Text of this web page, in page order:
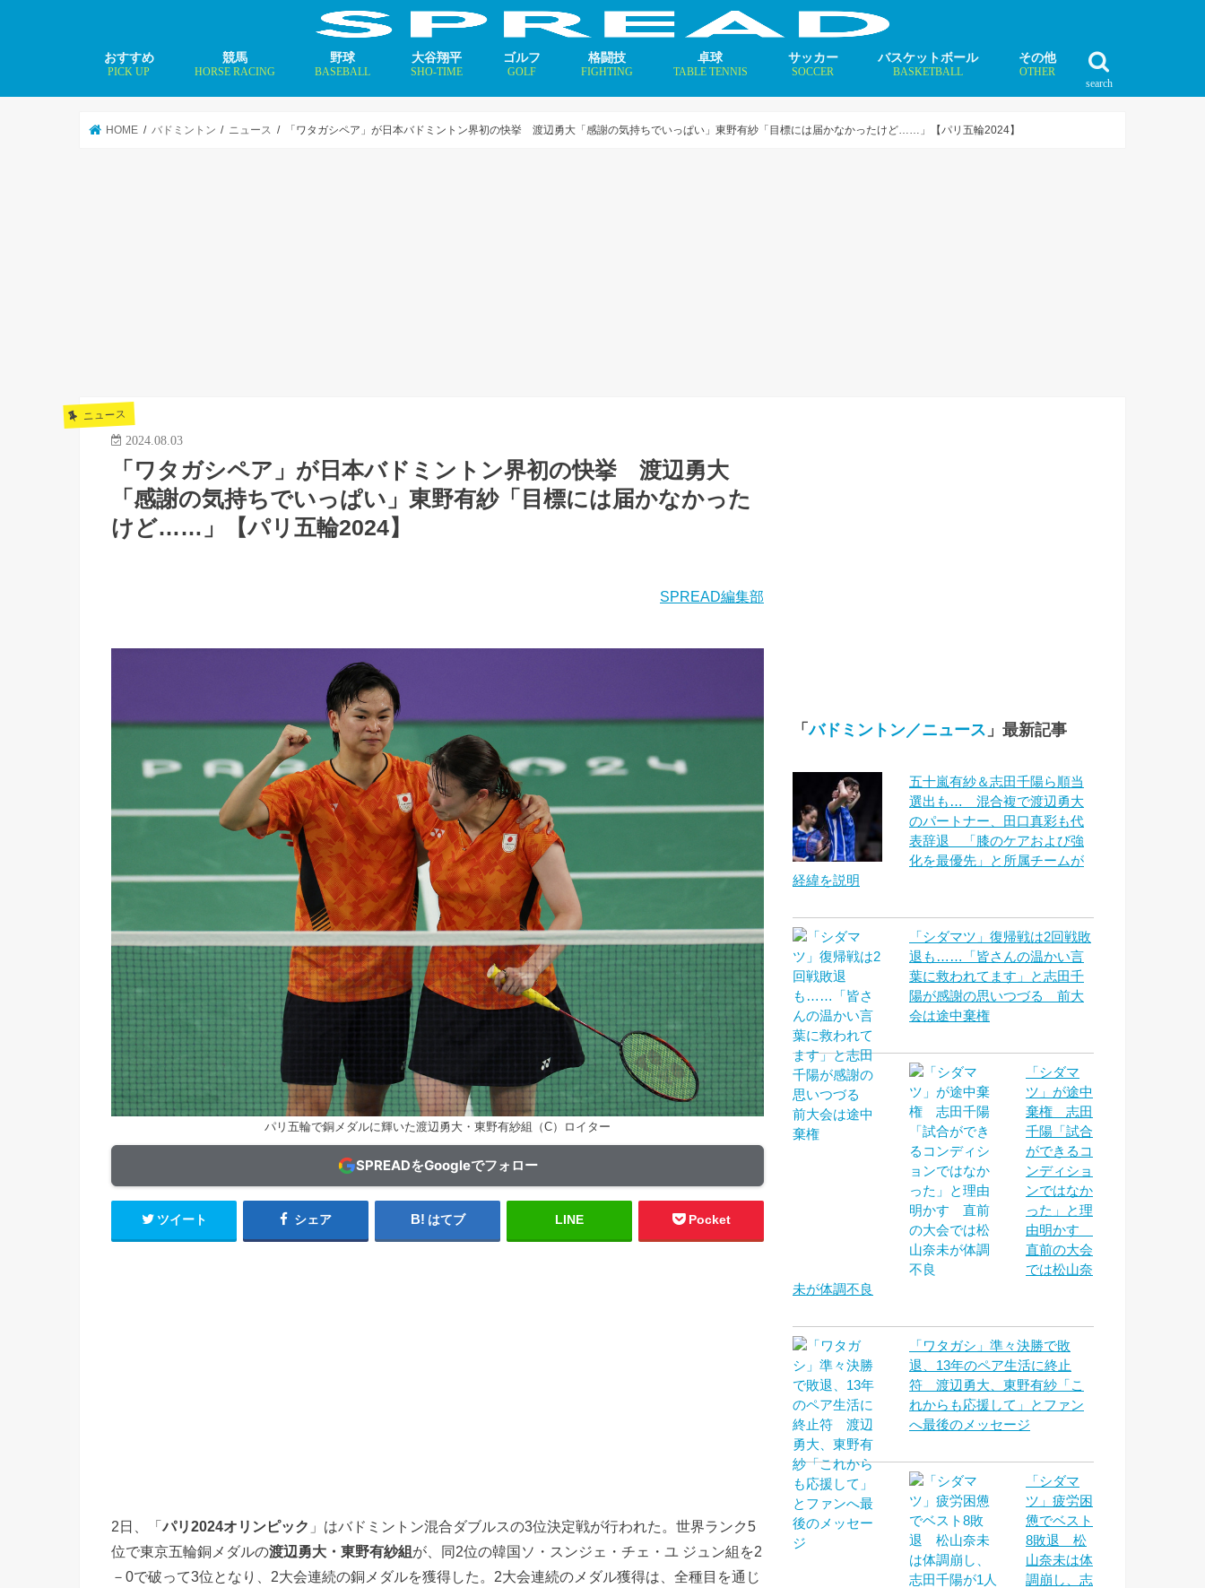
search
おすすめ
PICK UP
競馬
HORSE RACING
野球
BASEBALL
大谷翔平
SHO-TIME
ゴルフ
GOLF
格闘技
FIGHTING
卓球
TABLE TENNIS
サッカー
SOCCER
バスケットボール
BASKETBALL
その他
OTHER
HOME バドミントン ニュース 「ワタガシペア」が日本バドミントン界初の快挙 渡辺勇大「感謝の気持ちでいっぱい」東野有紗「目標には届かなかったけど……」【パリ五輪2024】
ニュース
2024.08.03
「ワタガシペア」が日本バドミントン界初の快挙 渡辺勇大
「感謝の気持ちでいっぱい」東野有紗「目標には届かなかった
けど……」【パリ五輪2024】
SPREAD編集部
パリ五輪で銅メダルに輝いた渡辺勇大・東野有紗組（C）ロイター
SPREADをGoogleでフォロー
ツイート シェア はてブ LINE Pocket
2日、「パリ2024オリンピック 」はバドミントン混合ダブルスの3位決定戦が行われた。世界ランク5
位で東京五輪銅メダルの渡辺勇大・東野有紗組が、同2位の韓国ソ・スンジェ・チェ・ユ ジュン組を2
－0で破って3位となり、2大会連続の銅メダルを獲得した。2大会連続のメダル獲得は、全種目を通じ
「バドミントン／ニュース 」最新記事
五十嵐有紗＆志田千陽ら順当
選出も… 混合複で渡辺勇大
のパートナー、田口真彩も代
表辞退 「膝のケアおよび強
化を最優先」と所属チームが
経緯を説明
「シダマツ」復帰戦は2回戦敗
退も……「皆さんの温かい言
葉に救われてます」と志田千
陽が感謝の思いつづる 前大
会は途中棄権
「シダマ
ツ」が途中
棄権 志田
千陽「試合
ができるコ
ンディショ
ンではなか
った」と理
由明かす
直前の大会
では松山奈
未が体調不良
「ワタガシ」準々決勝で敗
退、13年のペア生活に終止
符 渡辺勇大、東野有紗「こ
れからも応援して」とファン
へ最後のメッセージ
「シダマ
ツ」疲労困
憊でベスト
8敗退 松
山奈未は体
調崩し、志